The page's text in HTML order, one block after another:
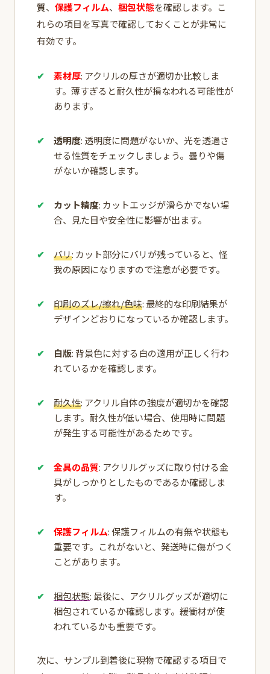
質、 保護フィルム、 梱包状態を確認します。こ
れらの項目を写真で確認しておくことが非常に
有効です。
素材厚: アクリルの厚さが適切か比較しま
す。薄すぎると耐久性が損なわれる可能性が
あります。
透明度: 透明度に問題がないか、光を透過さ
せる性質をチェックしましょう。曇りや傷
がないか確認します。
カット精度: カットエッジが滑らかでない場
合、見た目や安全性に影響が出ます。
バリ: カット部分にバリが残っていると、怪
我の原因になりますので注意が必要です。
印刷のズレ/擦れ/色味: 最終的な印刷結果が
デザインどおりになっているか確認します。
白版: 背景色に対する白の適用が正しく行わ
れているかを確認します。
耐久性: アクリル自体の強度が適切かを確認
します。耐久性が低い場合、使用時に問題
が発生する可能性があるためです。
金具の品質: アクリルグッズに取り付ける金
具がしっかりとしたものであるか確認しま
す。
保護フィルム: 保護フィルムの有無や状態も
重要です。これがないと、発送時に傷がつく
ことがあります。
梱包状態: 最後に、アクリルグッズが適切に
梱包されているか確認します。緩衝材が使
われているかも重要です。
次に、サンプル到着後に現物で確認する項目で